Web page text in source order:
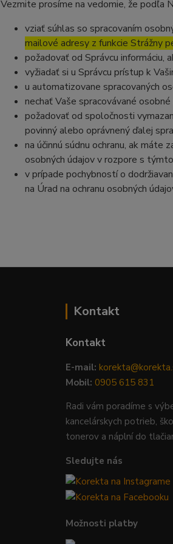
Vezmite prosíme na vedomie, že podľa
vziať súhlas so spracovaním
mailové adresy z funkcie Strážny
požadovať od Správcu informáciu,
vyžiadať si u Správcu prístup k
u automatizovane spracovaných
nechať Vaše spracovávané
požadovať od spoločnosti
povinný alebo oprávnený ďalej
na účinnú súdnu ochranu, ak máte
osobných údajov v rozpore s
v prípade pochybností o
na Úrad na ochranu osobných
Kontakt
Kontakt
E-mail:
Mobil: 0905 615 831
Radi vám poradíme s
kancelárskych potrieb,
tonerov a náplní do
Sledujte nás
Možnosti platby